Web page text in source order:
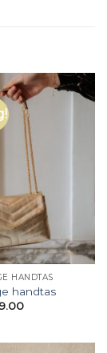
HANDTAS
handtas